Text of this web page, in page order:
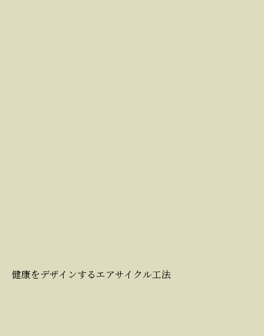
健康をデザインするエアサイクル工法